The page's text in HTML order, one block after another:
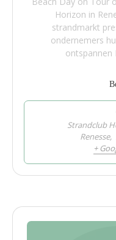
Horizon in
strandmarkt
ondernemers
ontspannen
Strandclub
Renesse,
+